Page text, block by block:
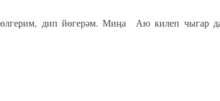
дип йөгерәм. Миңа Аю килеп чыгар